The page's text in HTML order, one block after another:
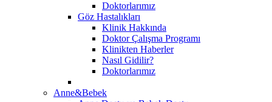
Doktorlarımız
Göz Hastalıkları
Klinik Hakkında
Doktor Çalışma Programı
Klinikten Haberler
Nasıl Gidilir?
Doktorlarımız
Anne&Bebek